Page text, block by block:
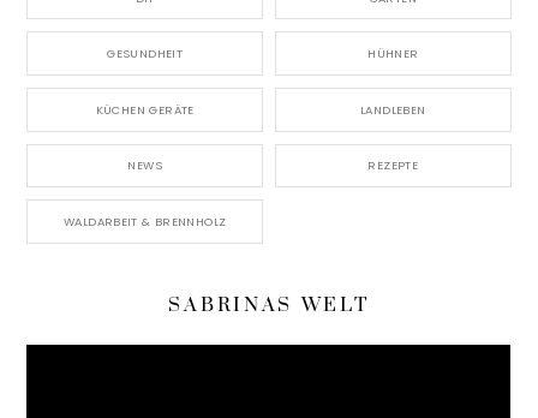
GESUNDHEIT HÜHNER
KÜCHEN GERÄTE LANDLEBEN
NEWS REZEPTE
WALDARBEIT & BRENNHOLZ
SABRINAS WELT